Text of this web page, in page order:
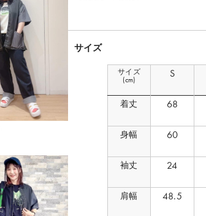
サイズ
サイズ
(cm)
着丈
身幅
袖丈
肩幅
S
68
60
24
48.5